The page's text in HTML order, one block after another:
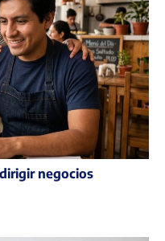
negocios